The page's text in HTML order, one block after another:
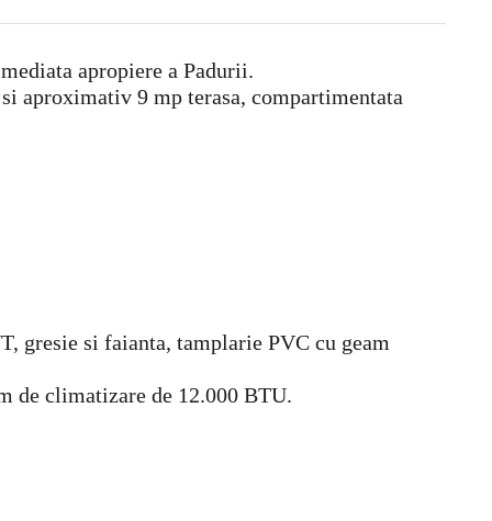
apropiere a Padurii.
aproximativ 9 mp terasa, compartimentata
gresie si faianta, tamplarie PVC cu geam
de climatizare de 12.000 BTU.